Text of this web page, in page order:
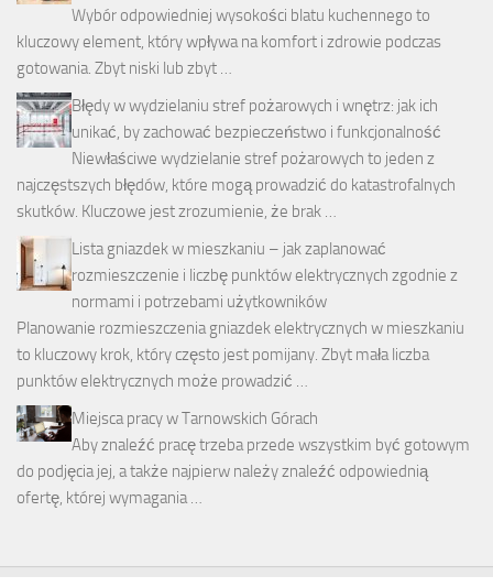
Wybór odpowiedniej wysokości blatu kuchennego to
kluczowy element, który wpływa na komfort i zdrowie podczas
gotowania. Zbyt niski lub zbyt …
Błędy w wydzielaniu stref pożarowych i wnętrz: jak ich
unikać, by zachować bezpieczeństwo i funkcjonalność
Niewłaściwe wydzielanie stref pożarowych to jeden z
najczęstszych błędów, które mogą prowadzić do katastrofalnych
skutków. Kluczowe jest zrozumienie, że brak …
Lista gniazdek w mieszkaniu – jak zaplanować
rozmieszczenie i liczbę punktów elektrycznych zgodnie z
normami i potrzebami użytkowników
Planowanie rozmieszczenia gniazdek elektrycznych w mieszkaniu
to kluczowy krok, który często jest pomijany. Zbyt mała liczba
punktów elektrycznych może prowadzić …
Miejsca pracy w Tarnowskich Górach
Aby znaleźć pracę trzeba przede wszystkim być gotowym
do podjęcia jej, a także najpierw należy znaleźć odpowiednią
ofertę, której wymagania …